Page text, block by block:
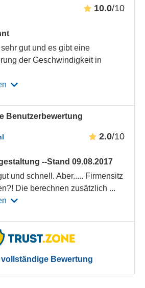
10.0/10
gut und es gibt eine
der Geschwindigkeit in
Benutzerbewertung
2.0/10
--Stand 09.08.2017
und schnell. Aber..... Firmensitz
Die berechnen zusätzlich ...
vollständige Bewertung